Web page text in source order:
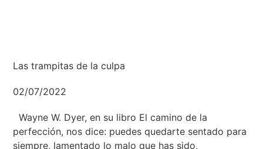
Las trampitas de la culpa
02/07/2022
Wayne W. Dyer, en su libro El camino de la
perfección, nos dice: puedes quedarte sentado para
siempre, lamentado lo malo que has sido,